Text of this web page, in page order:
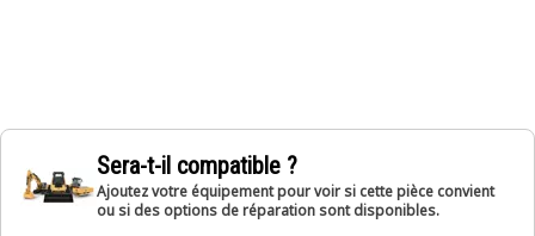
Sera-t-il compatible ?
Ajoutez votre équipement pour voir si cette pièce convient
ou si des options de réparation sont disponibles.